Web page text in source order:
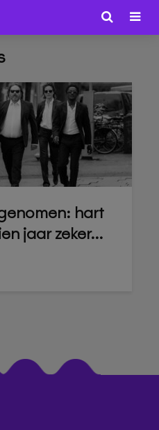
hart
jaar zeker...